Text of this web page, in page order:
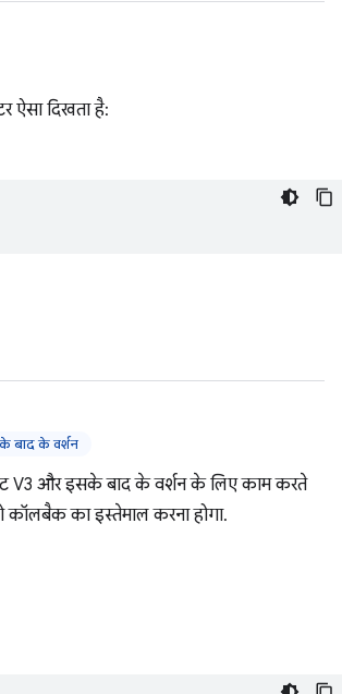
ऐसा दिखता है:
बाद के वर्शन
V3 और इसके बाद के वर्शन के लिए काम करते
कॉलबैक का इस्तेमाल करना होगा.